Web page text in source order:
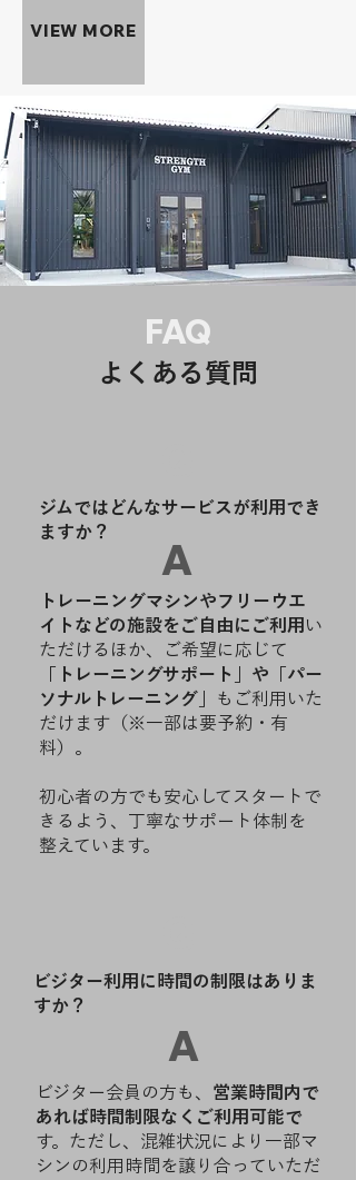
VIEW MORE
FAQ
よくある質問
ジムではどんなサービスが利用でき
ますか？
A
トレーニングマシンやフリーウエ
イトなどの施設をご自由にご利用 い
ただけるほか、ご希望に応じて
「トレーニングサポート」や「パー
ソナルトレーニング」
もご利用いた
だけます（※一部は要予約・有
料）。
初心者の方でも安心してスタートで
きるよう、丁寧なサポート体制を
整えています。
ビジター利用に時間の制限はありま
すか？
A
ビジター会員の方も、 営業時間内で
あれば時間制限なくご利用可能で
す。ただし、混雑状況により一部マ
シンの利用時間を譲り合っていただ